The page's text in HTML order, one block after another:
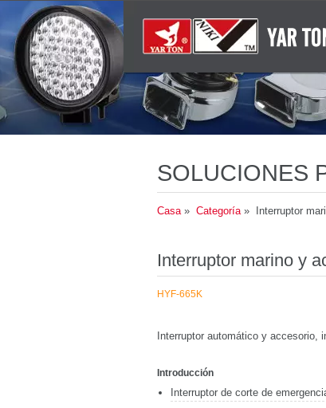
SOLUCIONES
EMERGENCIA
Casa» Categoría» Interruptor
Interruptor marino y
HYF-665K
Interruptor automático y accesorio,
Introducción
Interruptor de corte de